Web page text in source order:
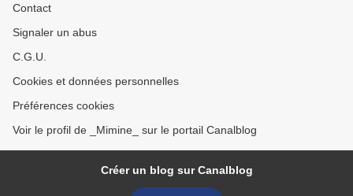
Contact
Signaler un abus
C.G.U.
Cookies et données personnelles
Préférences cookies
Voir le profil de _Mimine_ sur le portail Canalblog
Créer un blog sur Canalblog